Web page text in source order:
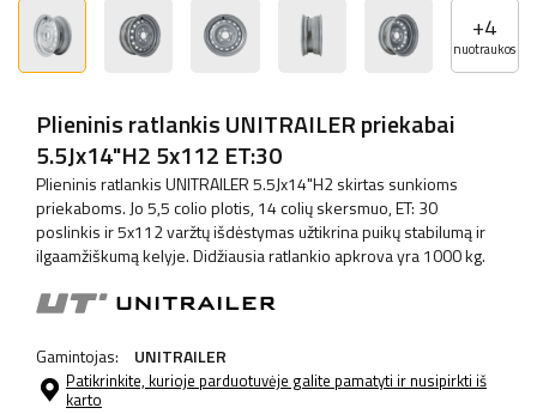
+4
nuotraukos
Plieninis ratlankis UNITRAILER priekabai
5.5Jx14"H2 5x112 ET:30
Plieninis ratlankis UNITRAILER 5.5Jx14"H2 skirtas sunkioms
priekaboms. Jo 5,5 colio plotis, 14 colių skersmuo, ET: 30
poslinkis ir 5x112 varžtų išdėstymas užtikrina puikų stabilumą ir
ilgaamžiškumą kelyje. Didžiausia ratlankio apkrova yra 1000 kg.
Gamintojas: UNITRAILER
Patikrinkite, kurioje parduotuvėje galite pamatyti ir nusipirkti iš
karto